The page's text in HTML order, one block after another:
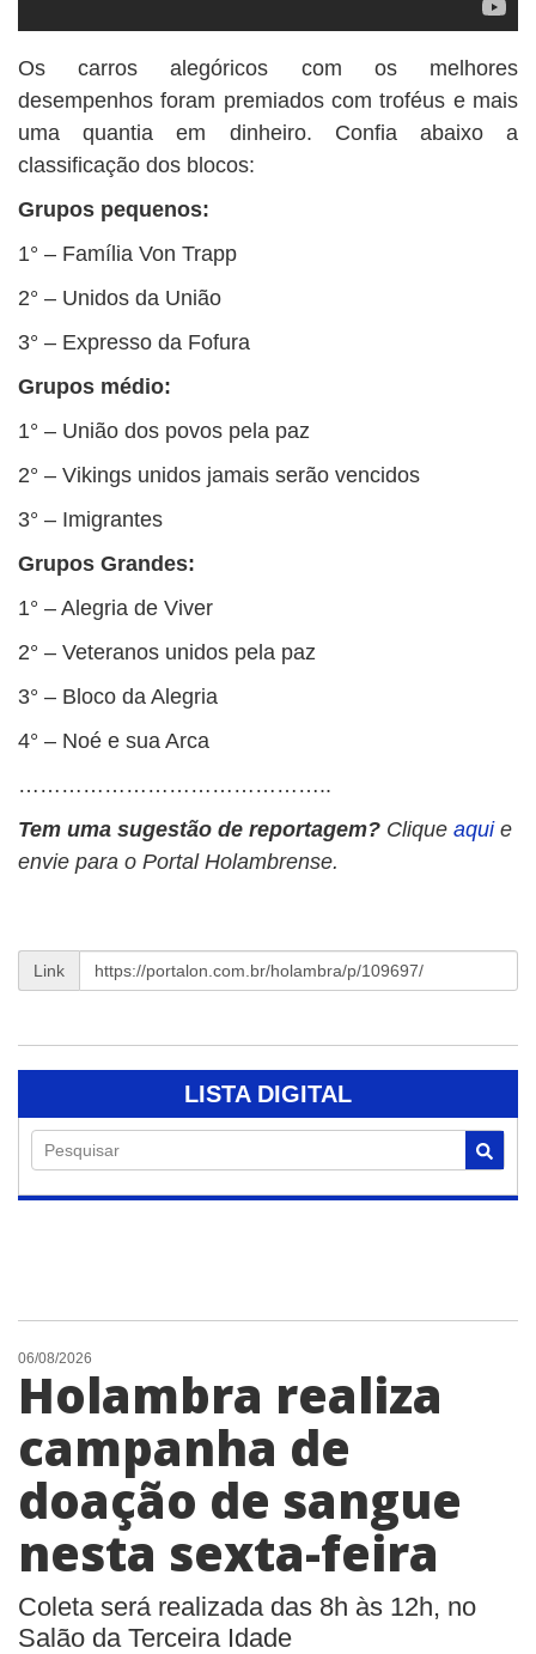
Os carros alegóricos com os melhores
desempenhos foram premiados com troféus e mais
uma quantia em dinheiro. Confia abaixo a
classificação dos blocos:
Grupos pequenos:
1° – Família Von Trapp
2° – Unidos da União
3° – Expresso da Fofura
Grupos médio:
1° – União dos povos pela paz
2° – Vikings unidos jamais serão vencidos
3° – Imigrantes
Grupos Grandes:
1° – Alegria de Viver
2° – Veteranos unidos pela paz
3° – Bloco da Alegria
4° – Noé e sua Arca
……………………………………..
Tem uma sugestão de reportagem? Clique aqui e
envie para o Portal Holambrense.
Link
LISTA DIGITAL
Pesquisar
06/08/2026
Holambra realiza
campanha de
doação de sangue
nesta sexta-feira
Coleta será realizada das 8h às 12h, no
Salão da Terceira Idade